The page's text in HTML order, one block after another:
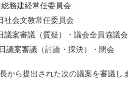
建経常任委員会
文教常任委員会
議（質疑）・議会全員協議会
審議（討論・採決）・閉会
から提出された次の議案を審議し